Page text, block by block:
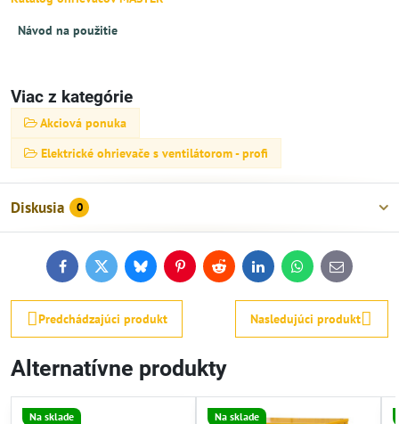
Návod na použitie
Viac z kategórie
Akciová ponuka
Elektrické ohrievače s ventilátorom - profi
Diskusia 0
FacebookTwitterBlueskyPinterestReddit LinkedInWhatsApp
E-
mail
Predchádzajúci produkt Nasledujúci produkt
Alternatívne produkty
Na sklade Na sklade